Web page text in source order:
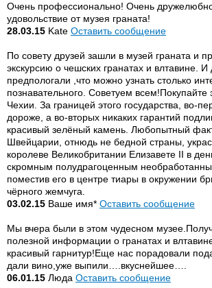
Очень профессионально! Очень
удовольствие от музея граната!
28.03.15 Kate Оставить сообщение
По совету друзей зашли в музей граната и
экскурсию о чешских гранатах и влтавине.
предпологали ,что можно узнать столько
познавательного. Советуем всем!Покупайте
Чехии. За границей этого государства, во-
дороже, а во-вторых никаких гарантий
красивый зелёный камень. Любопытный
Швейцарии, отнюдь не бедной страны,
королеве Великобритании Елизавете II в
скромным полудрагоценным
поместив его в центре тиары в окружении
чёрного жемчуга.
03.02.15 Ваше имя* Оставить сообщение
Мы вчера были в этом чудесном
полезной информации о гранатах и
красивый гарнитур!Еще нас порадовали
дали вино,уже выпили….вкуснейшее….
06.01.15 Люда Оставить сообщение